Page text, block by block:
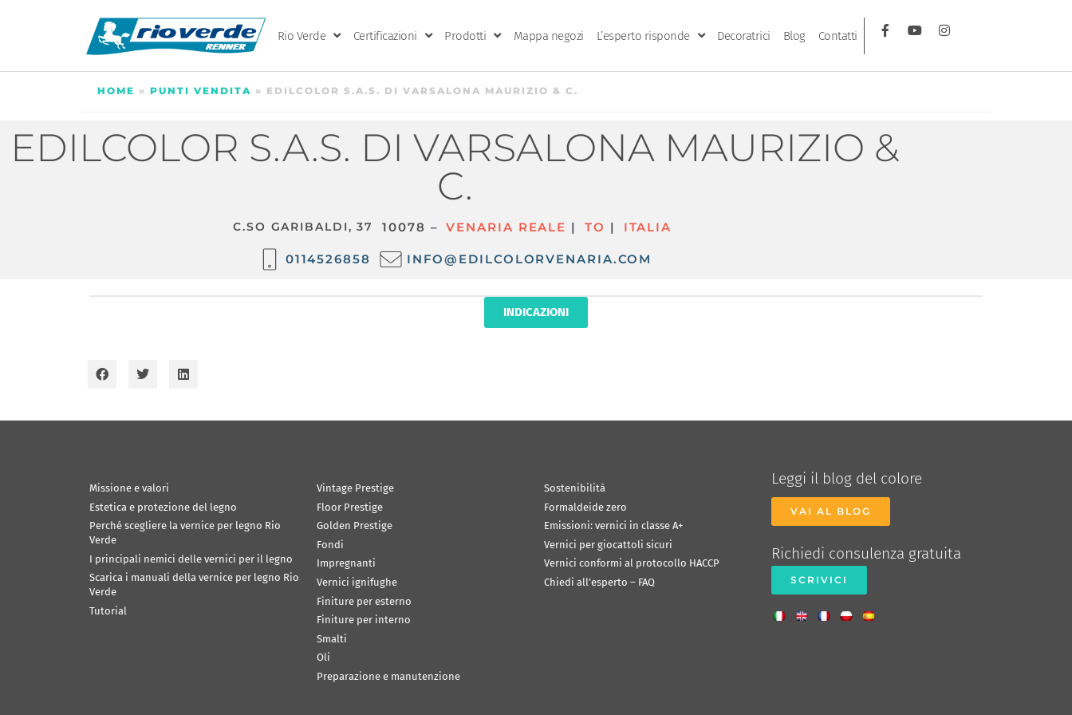
Rio Verde Certificazioni Prodotti Mappa negozi L’esperto risponde Decoratrici Blog Contatti
HOME » PUNTI VENDITA » EDILCOLOR S.A.S. DI VARSALONA MAURIZIO & C.
EDILCOLOR S.A.S. DI VARSALONA MAURIZIO &
C.
C.SO GARIBALDI, 37 10078 – VENARIA REALE | TO | ITALIA
0114526858 INFO@EDILCOLORVENARIA.COM
INDICAZIONI
Missione e valori
Estetica e protezione del legno
Perché scegliere la vernice per legno Rio
Verde
I principali nemici delle vernici per il legno
Scarica i manuali della vernice per legno Rio
Verde
Tutorial
Vintage Prestige
Floor Prestige
Golden Prestige
Fondi
Impregnanti
Vernici ignifughe
Finiture per esterno
Finiture per interno
Smalti
Oli
Preparazione e manutenzione
Sostenibilità
Formaldeide zero
Emissioni: vernici in classe A+
Vernici per giocattoli sicuri
Vernici conformi al protocollo HACCP
Chiedi all’esperto – FAQ
Leggi il blog del colore
VAI AL BLOG
Richiedi consulenza gratuita
SCRIVICI